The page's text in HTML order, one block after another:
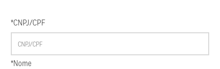
*CNPJ/CPF
*Nome